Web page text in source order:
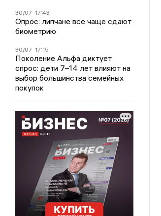
30/07 17:43
Опрос: липчане все чаще сдают
биометрию
30/07 17:15
Поколение Альфа диктует
спрос: дети 7–14 лет влияют на
выбор большинства семейных
покупок